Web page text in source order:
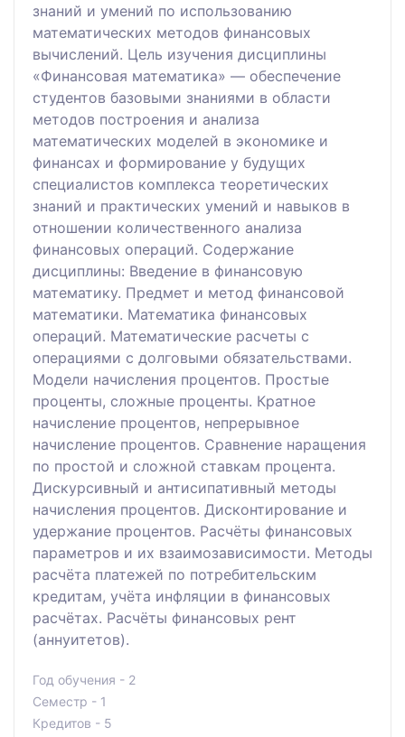
знаний и умений по использованию
математических методов финансовых
вычислений. Цель изучения дисциплины
«Финансовая математика» — обеспечение
студентов базовыми знаниями в области
методов построения и анализа
математических моделей в экономике и
финансах и формирование у будущих
специалистов комплекса теоретических
знаний и практических умений и навыков в
отношении количественного анализа
финансовых операций. Содержание
дисциплины: Введение в финансовую
математику. Предмет и метод финансовой
математики. Математика финансовых
операций. Математические расчеты с
операциями с долговыми обязательствами.
Модели начисления процентов. Простые
проценты, сложные проценты. Кратное
начисление процентов, непрерывное
начисление процентов. Сравнение наращения
по простой и сложной ставкам процента.
Дискурсивный и антисипативный методы
начисления процентов. Дисконтирование и
удержание процентов. Расчёты финансовых
параметров и их взаимозависимости. Методы
расчёта платежей по потребительским
кредитам, учёта инфляции в финансовых
расчётах. Расчёты финансовых рент
(аннуитетов).
Год обучения - 2
Семестр - 1
Кредитов - 5